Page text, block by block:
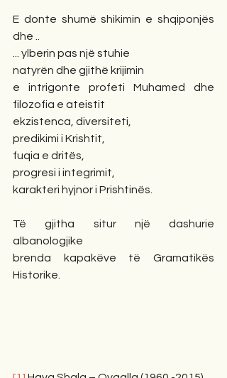
E donte shumë shikimin e shqiponjës
dhe ..
... ylberin pas një stuhie
natyrën dhe gjithë krijimin
e intrigonte profeti Muhamed dhe
filozofia e ateistit
ekzistenca, diversiteti,
predikimi i Krishtit,
fuqia e dritës,
progresi i integrimit,
karakteri hyjnor i Prishtinës.
Të gjitha situr një dashurie
albanologjike
brenda kapakëve të Gramatikës
Historike.